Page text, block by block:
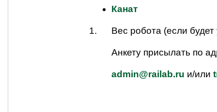
Канат
Вес робота (если
Анкету присылать по
admin@railab.ru и/или